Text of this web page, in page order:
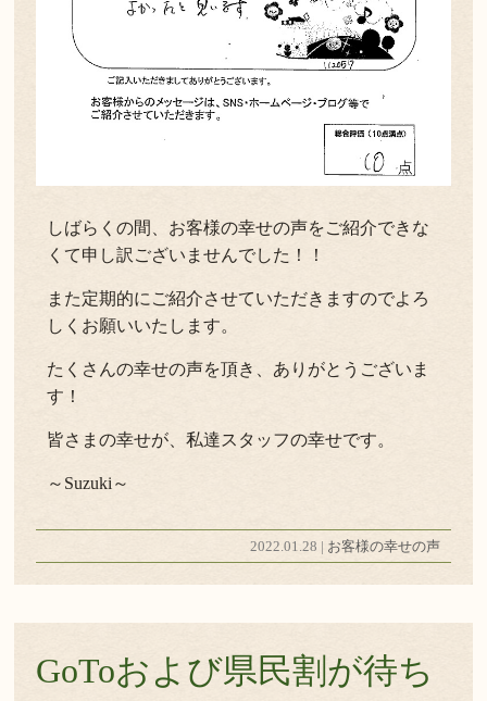
しばらくの間、お客様の幸せの声をご紹介できな
くて申し訳ございませんでした！！
また定期的にご紹介させていただきますのでよろ
しくお願いいたします。
たくさんの幸せの声を頂き、ありがとうございま
す！
皆さまの幸せが、私達スタッフの幸せです。
～Suzuki～
2022.01.28 | お客様の幸せの声
GoToおよび県民割が待ち